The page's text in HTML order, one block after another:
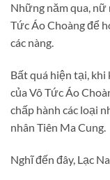
Những năm qua, nữ
Tức Áo Choàng để
các nàng.
Bất quá hiện tại, khi
của Vô Tức Áo
chấp hành các loại
nhân Tiên Ma Cung.
Nghĩ đến đây, Lạc